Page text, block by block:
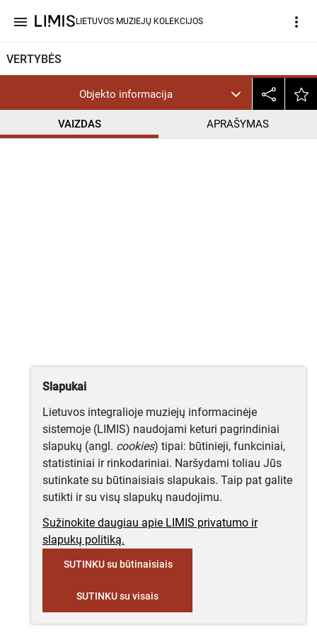
menu LIETUVOS MUZIEJŲ KOLEKCIJOS more_vert
VERTYBĖS
Objekto informacija
VAIZDAS APRAŠYMAS
help_outline
Slapukai
Lietuvos integralioje muziejų informacinėje
sistemoje (LIMIS) naudojami keturi pagrindiniai
slapukų (angl. cookies) tipai: būtinieji, funkciniai,
statistiniai ir rinkodariniai. Naršydami toliau Jūs
sutinkate su būtinaisiais slapukais. Taip pat galite
sutikti ir su visų slapukų naudojimu.
Sužinokite daugiau apie LIMIS privatumo ir
slapukų politiką.
SUTINKU su būtinaisiais
SUTINKU su visais